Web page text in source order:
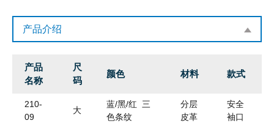
产品介绍
产品
名称
尺
码
颜色 材料 款式
210-
09
大
蓝/黑/红 三
色条纹
分层
皮革
安全
袖口